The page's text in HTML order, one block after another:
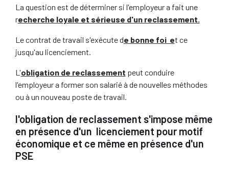
La question est de déterminer si l'employeur a fait une
recherche loyale et sérieuse d'un reclassement.
Le contrat de travail s'exécute de bonne foi et ce
jusqu'au licenciement.
L'obligation de reclassement peut conduire
l'employeur a former son salarié à de nouvelles méthodes
ou à un nouveau poste de travail.
l'obligation de reclassement s'impose même
en présence d'un licenciement pour motif
économique et ce même en présence d'un
PSE